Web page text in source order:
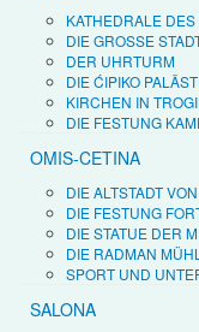
KATHEDRALE
DIE GROSSE
DER UHRTURM
DIE ĆIPIKO
KIRCHEN IN
DIE FESTUNG
OMIS-CETINA
DIE ALTSTADT
DIE FESTUNG
DIE STATUE DER
DIE RADMAN
SPORT UND
SALONA